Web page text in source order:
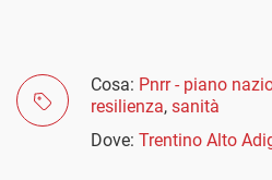
Cosa: Pnrr - piano
resilienza, sanità
Dove: Trentino Alto